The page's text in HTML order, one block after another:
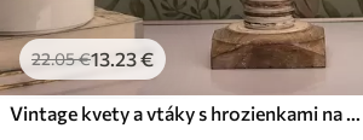
22.05€13.23€
Vintage kvety a vtáky s hrozienkami na olivovom pozadí